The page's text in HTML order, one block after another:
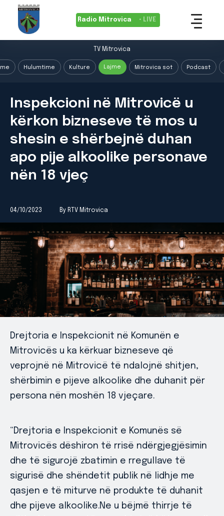
Radio Mitrovica • LIVE
TV Mitrovica
Hulumtime Kulture Lajme Mitrovica sot Podcast
Inspekcioni në Mitrovicë u
kërkon bizneseve të mos u
shesin e shërbejnë duhan
apo pije alkoolike personave
nën 18 vjeç
04/10/2023 By RTV Mitrovica
Drejtoria e Inspekcionit në Komunën e
Mitrovicës u ka kërkuar bizneseve që
veprojnë në Mitrovicë të ndalojnë shitjen,
shërbimin e pijeve alkoolike dhe duhanit për
persona nën moshën 18 vjeçare.
“Drejtoria e Inspekcionit e Komunës së
Mitrovicës dëshiron të rrisë ndërgjegjësimin
dhe të sigurojë zbatimin e rregullave të
sigurisë dhe shëndetit publik në lidhje me
qasjen e të miturve në produkte të duhanit
dhe pijeve alkoolike.Ne u bëjmë thirrje të